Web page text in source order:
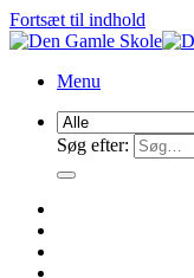
Fortsæt til indhold
Menu
Søg efter: